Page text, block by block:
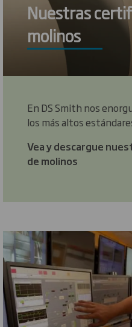
Nuestras
molinos
En DS Smith nos
los más altos
Vea y descargue
de molinos